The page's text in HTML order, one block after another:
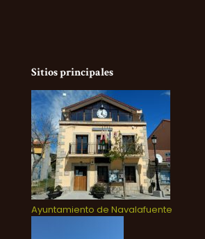
Sitios principales
Ayuntamiento de Navalafuente